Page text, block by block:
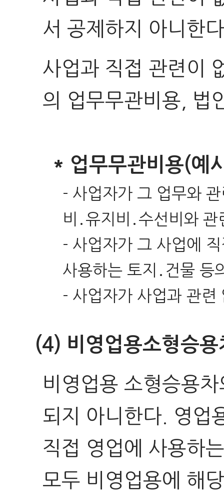
서 공제하지 아니한
사업과 직접 관련이
의 업무무관비용, 법
* 업무무관비용(예
- 사업자가 그 업무와
비․유지비․수선비와 관
- 사업자가 그 사업에
사용하는 토지․건물 등
- 사업자가 사업과 관련
(4) 비영업용소형승
비영업용 소형승용
되지 아니한다. 영업
직접 영업에 사용하
모두 비영업용에 해